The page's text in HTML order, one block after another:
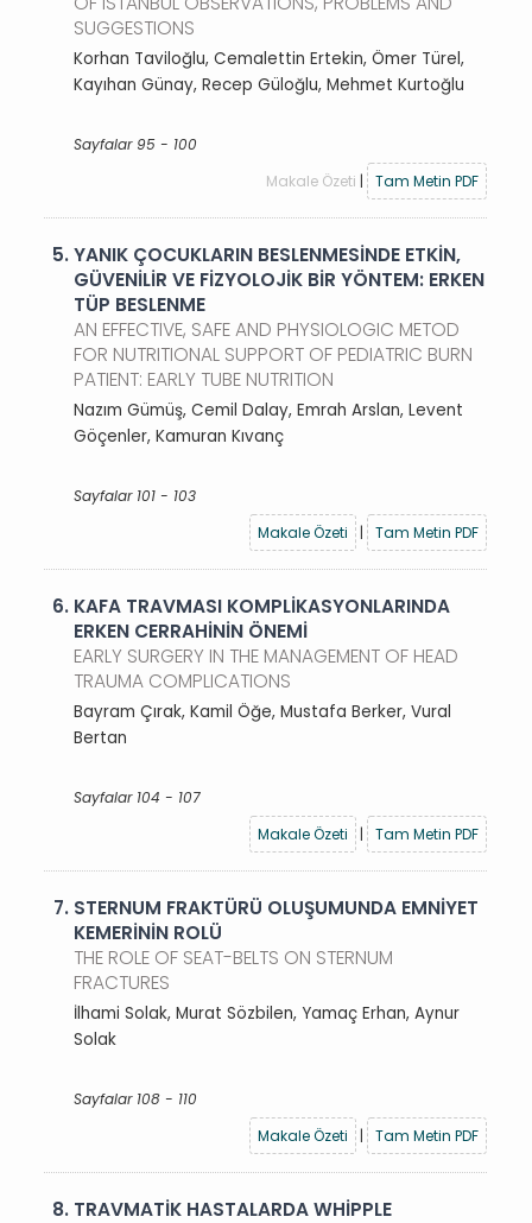
SUGGESTIONS
Korhan Taviloğlu, Cemalettin Ertekin, Ömer Türel,
Kayıhan Günay, Recep Güloğlu, Mehmet Kurtoğlu
Sayfalar 95 - 100
Makale Özeti | Tam Metin PDF
5.YANIK ÇOCUKLARIN BESLENMESİNDE ETKİN,
GÜVENİLİR VE FİZYOLOJİK BİR YÖNTEM: ERKEN
TÜP BESLENME
AN EFFECTIVE, SAFE AND PHYSIOLOGIC METOD
FOR NUTRITIONAL SUPPORT OF PEDIATRIC BURN
PATIENT: EARLY TUBE NUTRITION
Nazım Gümüş, Cemil Dalay, Emrah Arslan, Levent
Göçenler, Kamuran Kıvanç
Sayfalar 101 - 103
Makale Özeti
| Tam Metin PDF
6. KAFA TRAVMASI KOMPLİKASYONLARINDA
ERKEN CERRAHİNİN ÖNEMİ
EARLY SURGERY IN THE MANAGEMENT OF HEAD
TRAUMA COMPLICATIONS
Bayram Çırak, Kamil Öğe, Mustafa Berker, Vural
Bertan
Sayfalar 104 - 107
Makale Özeti
| Tam Metin PDF
7. STERNUM FRAKTÜRÜ OLUŞUMUNDA EMNİYET
KEMERİNİN ROLÜ
THE ROLE OF SEAT-BELTS ON STERNUM
FRACTURES
İlhami Solak, Murat Sözbilen, Yamaç Erhan, Aynur
Solak
Sayfalar 108 - 110
Makale Özeti
| Tam Metin PDF
8. TRAVMATİK HASTALARDA WHİPPLE